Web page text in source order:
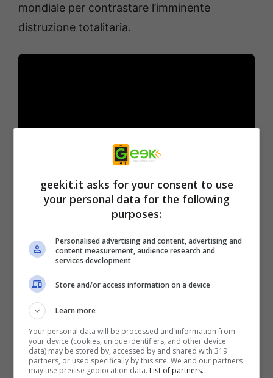
mondiale per contrastare l’imminente
distruzione totalitaria.
Key Features:
roster nella storia della serie, tutti gli eroi si
con quelli di Crossbell Special Support
Section e quelli di Liberl.
Battle Most Refined –Un nuovo sistema di
combattimento si unisce a quello già
geekit.it asks for your consent to use
your personal data for the following
purposes:
Personalised advertising and content, advertising and
content measurement, audience research and
services development
Store and/or access information on a device
Learn more
Your personal data will be processed and information from
your device (cookies, unique identifiers, and other device
data) may be stored by, accessed by and shared with 319
partners, or used specifically by this site. We and our partners
may use precise geolocation data. List of partners.